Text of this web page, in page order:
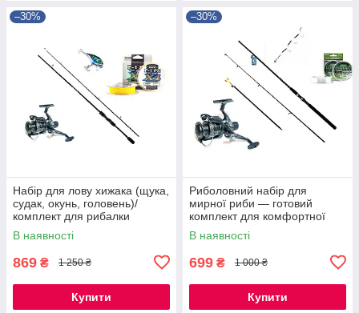
–30%
Набір для лову хижака (щука,
судак, окунь, головень)/
комплект для рибалки
В наявності
869 ₴ 1 250 ₴
Купити
–30%
Риболовний набір для
мирної риби — готовий
комплект для комфортної
риболовлі
В наявності
699 ₴ 1 000 ₴
Купити